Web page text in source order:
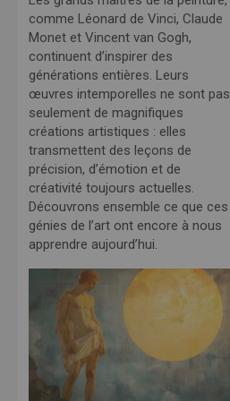
comme Léonard de Vinci, Claude
Monet et Vincent van Gogh,
continuent d’inspirer des
générations entières. Leurs
œuvres intemporelles ne sont pas
seulement de magnifiques
créations artistiques : elles
transmettent des leçons de
précision, d’émotion et de
créativité toujours actuelles.
Découvrons ensemble ce que ces
génies de l’art ont encore à nous
apprendre aujourd’hui.